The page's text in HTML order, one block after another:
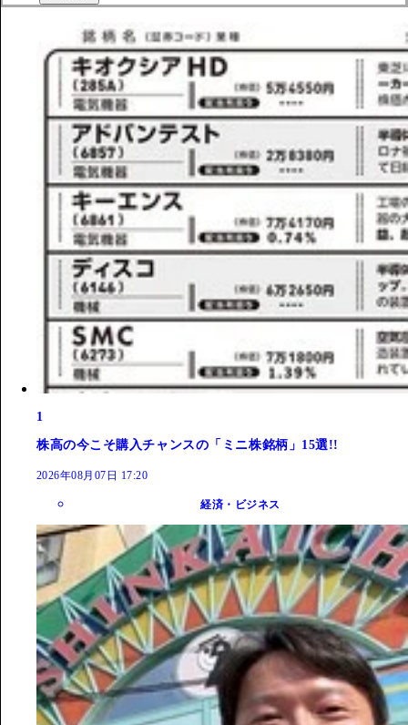
1
株高の今こそ購入チャンスの「ミニ株銘柄」15選!!
2026年08月07日 17:20
経済・ビジネス